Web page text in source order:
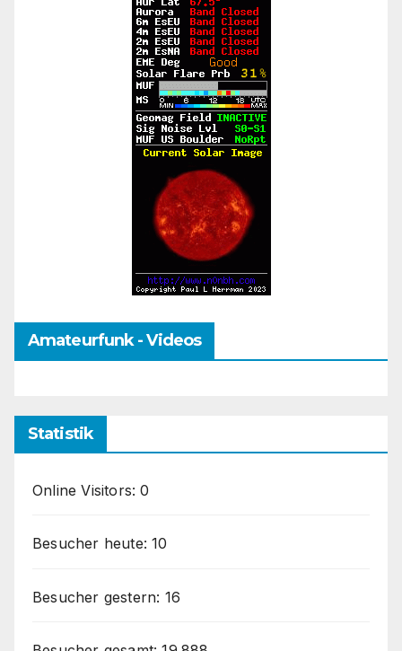
Amateurfunk - Videos
Statistik
Online Visitors:0
Besucher heute:10
Besucher gestern: 16